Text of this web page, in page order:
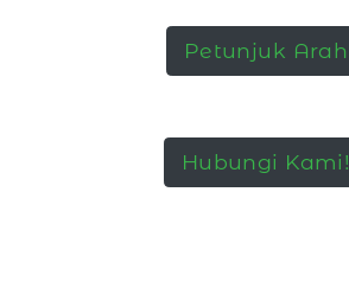
Petunjuk Arah
Hubungi Kami!